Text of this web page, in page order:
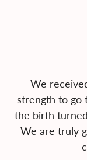
We
strength to go
the birth
We are truly